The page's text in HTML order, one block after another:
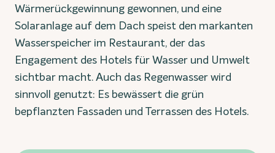
Wärmerückgewinnung gewonnen, und eine
Solaranlage auf dem Dach speist den markanten
Wasserspeicher im Restaurant, der das
Engagement des Hotels für Wasser und Umwelt
sichtbar macht. Auch das Regenwasser wird
sinnvoll genutzt: Es bewässert die grün
bepflanzten Fassaden und Terrassen des Hotels.